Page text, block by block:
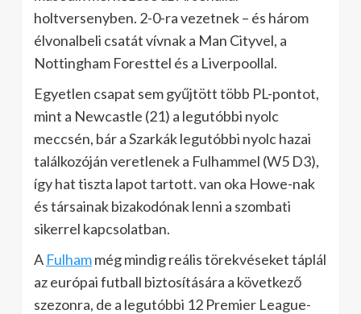
holtversenyben. 2-0-ra vezetnek – és három
élvonalbeli csatát vívnak a Man Cityvel, a
Nottingham Foresttel és a Liverpoollal.
Egyetlen csapat sem gyűjtött több PL-pontot,
mint a Newcastle (21) a legutóbbi nyolc
meccsén, bár a Szarkák legutóbbi nyolc hazai
találkozóján veretlenek a Fulhammel (W5 D3),
így hat tiszta lapot tartott. van oka Howe-nak
és társainak bizakodónak lenni a szombati
sikerrel kapcsolatban.
A Fulhammég mindig reális törekvéseket táplál
az európai futball biztosítására a következő
szezonra, de a legutóbbi 12 Premier League-